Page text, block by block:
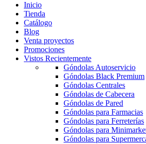
Inicio
Tienda
Catálogo
Blog
Venta proyectos
Promociones
Vistos Recientemente
Góndolas Autoservicio
Góndolas Black Premium
Góndolas Centrales
Góndolas de Cabecera
Góndolas de Pared
Góndolas para Farmacias
Góndolas para Ferreterías
Góndolas para
Góndolas para